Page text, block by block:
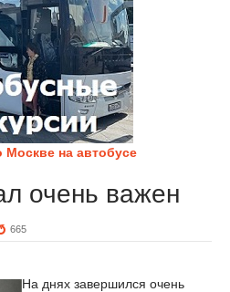
Москве на автобусе
очень важен
665
На днях завершился очень